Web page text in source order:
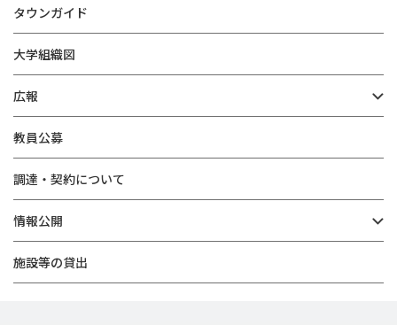
タウンガイド
大学組織図
広報
教員公募
調達・契約について
情報公開
施設等の貸出